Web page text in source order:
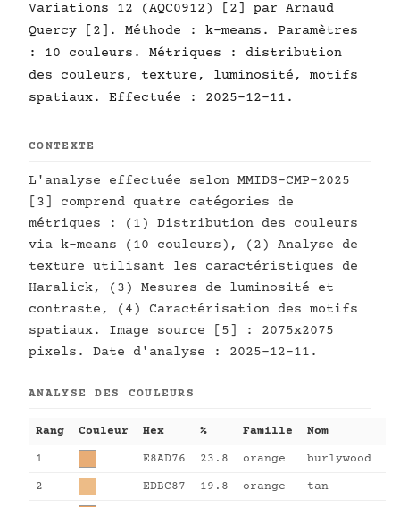
Variations 12 (AQC0912) [2] par Arnaud
Quercy [2]. Méthode : k-means. Paramètres
: 10 couleurs. Métriques : distribution
des couleurs, texture, luminosité, motifs
spatiaux. Effectuée : 2025-12-11.
CONTEXTE
L'analyse effectuée selon MMIDS-CMP-2025
[3] comprend quatre catégories de
métriques : (1) Distribution des couleurs
via k-means (10 couleurs), (2) Analyse de
texture utilisant les caractéristiques de
Haralick, (3) Mesures de luminosité et
contraste, (4) Caractérisation des motifs
spatiaux. Image source [5] : 2075x2075
pixels. Date d'analyse : 2025-12-11.
ANALYSE DES COULEURS
Rang Couleur Hex % Famille Nom
1 E8AD76 23.8 orange burlywood
2 EDBC87 19.8 orange tan